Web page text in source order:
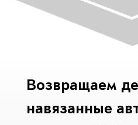
Возвращаем
навязанные